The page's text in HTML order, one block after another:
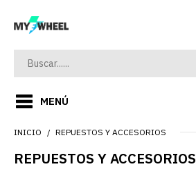
MENÚ
INICIO REPUESTOS Y ACCESORIOS
REPUESTOS Y ACCESORIOS